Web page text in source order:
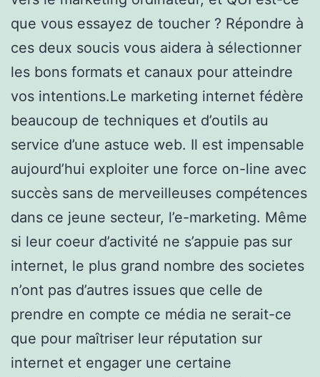
que vous essayez de toucher ? Répondre à
ces deux soucis vous aidera à sélectionner
les bons formats et canaux pour atteindre
vos intentions.Le marketing internet fédère
beaucoup de techniques et d’outils au
service d’une astuce web. Il est impensable
aujourd’hui exploiter une force on-line avec
succès sans de merveilleuses compétences
dans ce jeune secteur, l’e-marketing. Même
si leur coeur d’activité ne s’appuie pas sur
internet, le plus grand nombre des societes
n’ont pas d’autres issues que celle de
prendre en compte ce média ne serait-ce
que pour maîtriser leur réputation sur
internet et engager une certaine